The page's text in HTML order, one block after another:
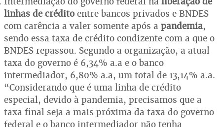
linhas de crédito entre bancos privados e BNDES
com carência a valer somente após a pandemia,
sendo essa taxa de crédito condizente com a que o
BNDES repassou. Segundo a organização, a atual
taxa do governo é 6,34% a.a e o banco
intermediador, 6,80% a.a, um total de 13,14% a.a.
“Considerando que é uma linha de crédito
especial, devido à pandemia, precisamos que a
taxa final seja a mais próxima da taxa do governo
federal e o banco intermediador não tenha